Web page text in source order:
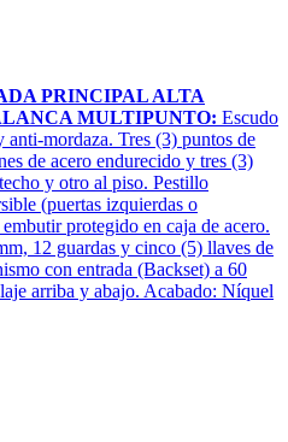
PRINCIPAL ALTA
MULTIPUNTO: Escudo
mordaza. Tres (3) puntos de
de acero endurecido y tres (3)
y otro al piso. Pestillo
(puertas izquierdas o
protegido en caja de acero.
12 guardas y cinco (5) llaves de
con entrada (Backset) a 60
arriba y abajo. Acabado: Níquel